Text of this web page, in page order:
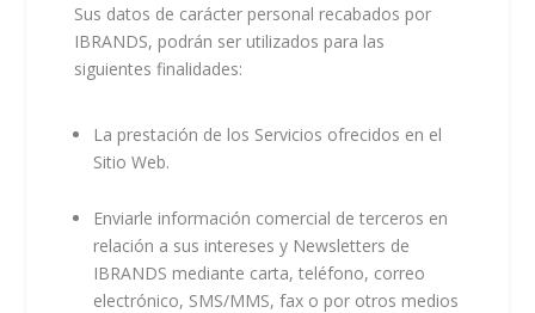
Sus datos de carácter personal recabados por
IBRANDS, podrán ser utilizados para las
siguientes finalidades:
La prestación de los Servicios ofrecidos en el
Sitio Web.
Enviarle información comercial de terceros en
relación a sus intereses y Newsletters de
IBRANDS mediante carta, teléfono, correo
electrónico, SMS/MMS, fax o por otros medios